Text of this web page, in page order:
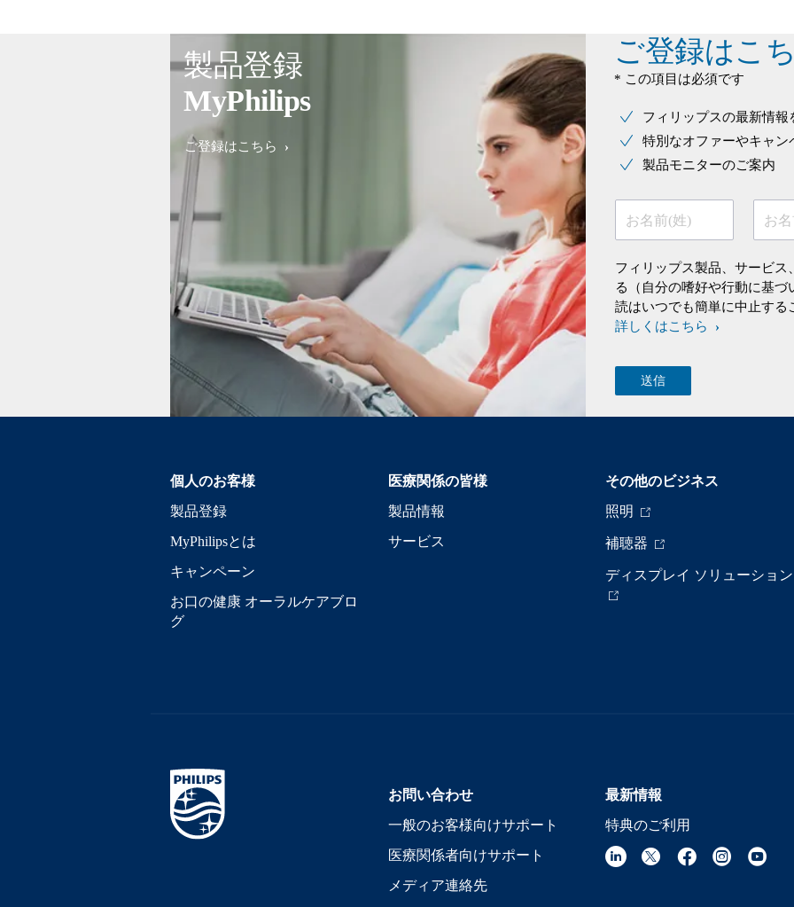
製品登録
MyPhilips
ご登録はこちら
ご登録はこ
* この項目は必須です
フィリップスの最新情報
特別なオファーやキャン
製品モニターのご案内
お名前(姓) お
フィリップス製品、サービ
る（自分の嗜好や行動に基
読はいつでも簡単に中止する
詳しくはこちら
個人のお客様
製品登録
MyPhilipsとは
キャンペーン
お口の健康 オーラルケアブロ
グ
医療関係の皆様
製品情報
サービス
その他のビジネス
照明
補聴器
ディスプレイ ソリューション
お問い合わせ
一般のお客様向けサポート
医療関係者向けサポート
メディア連絡先
最新情報
特典のご利用